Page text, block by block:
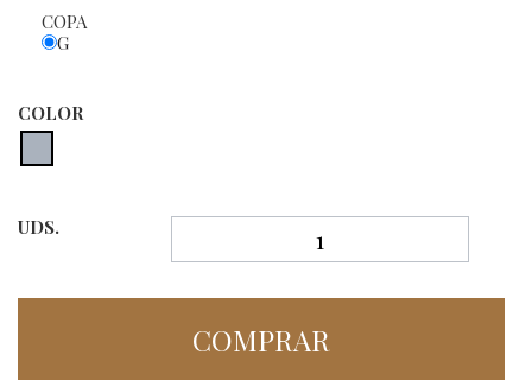
COPA
G
COLOR
UDS.
COMPRAR